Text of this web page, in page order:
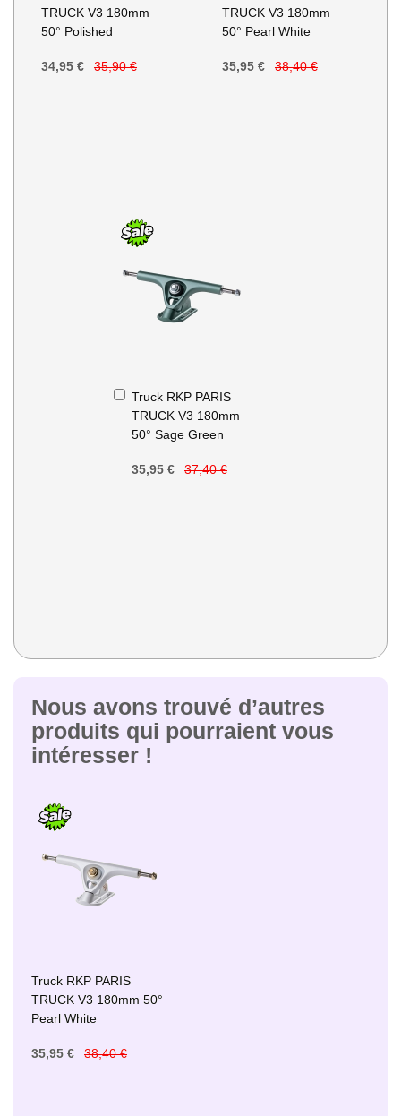
TRUCK V3 180mm
50° Polished
34,95 € 35,90 €
panier
TRUCK V3 180mm
50° Pearl White
35,95 € 38,40 €
panier
Truck RKP PARIS
TRUCK V3 180mm
50° Sage Green
35,95 € 37,40 €
Ajouter
au
panier
Nous avons trouvé d’autres
produits qui pourraient vous
intéresser !
Truck RKP PARIS
TRUCK V3 180mm 50°
Pearl White
35,95 € 38,40 €